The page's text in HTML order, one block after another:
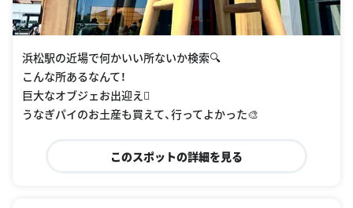
浜松駅の近場で何かいい所ないか検索🔍
こんな所あるなんて！
巨大なオブジェお出迎え🫟
うなぎパイのお土産も買えて、行ってよかった🎨
このスポットの詳細を見る